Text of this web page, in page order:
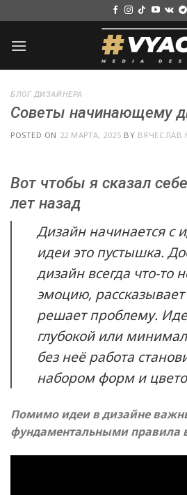
to
content
БЛОГ ДИЗАЙНЕРА
Советы начинающему
POSTED ON 22 МАРТА, 2025 BY ВЯЧЕСЛАВ
Вот чтобы я сказал
лет назад
Дизайн начинается с
идеи это пустышка.
дизайн всегда что-то
эмоцию,
решает проблему.
глубокой или
без неё работа
набором форм и
Помимо идеи в дизайне
фундаментальными правила